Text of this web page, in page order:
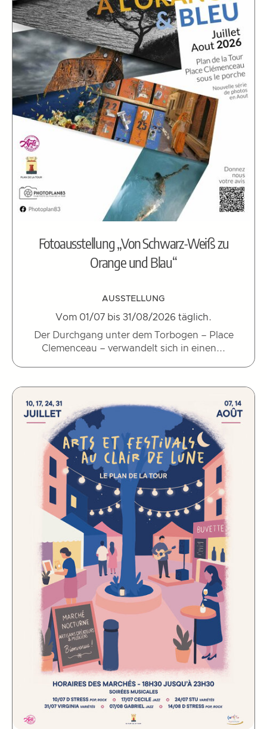
Fotoausstellung „Von Schwarz-Weiß zu
Orange und Blau“
AUSSTELLUNG
Vom 01/07 bis 31/08/2026 täglich.
Der Durchgang unter dem Torbogen – Place
Clemenceau – verwandelt sich in einen...